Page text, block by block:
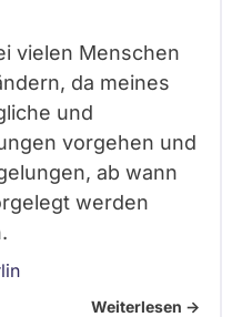
vielen Menschen
da meines
und
vorgehen und
ab wann
werden
Weiterlesen ->